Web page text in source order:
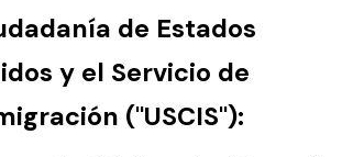
de Estados
y el Servicio de
("USCIS"):